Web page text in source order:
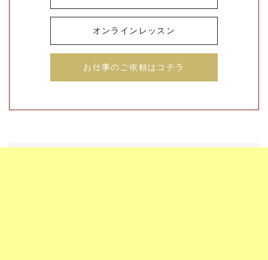
オンラインレッスン
お仕事のご依頼はコチラ